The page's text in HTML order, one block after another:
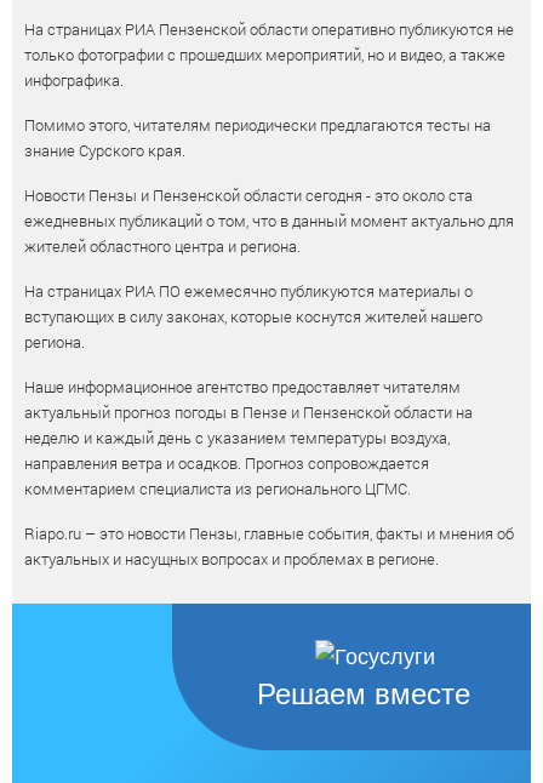
На страницах РИА Пензенской области оперативно публикуются не
только фотографии с прошедших мероприятий, но и видео, а также
инфографика.
Помимо этого, читателям периодически предлагаются тесты на
знание Сурского края.
Новости Пензы и Пензенской области сегодня - это около ста
ежедневных публикаций о том, что в данный момент актуально для
жителей областного центра и региона.
На страницах РИА ПО ежемесячно публикуются материалы о
вступающих в силу законах, которые коснутся жителей нашего
региона.
Наше информационное агентство предоставляет читателям
актуальный прогноз погоды в Пензе и Пензенской области на
неделю и каждый день с указанием температуры воздуха,
направления ветра и осадков. Прогноз сопровождается
комментарием специалиста из регионального ЦГМС.
Riapo.ru – это новости Пензы, главные события, факты и мнения об
актуальных и насущных вопросах и проблемах в регионе.
Решаем вместе